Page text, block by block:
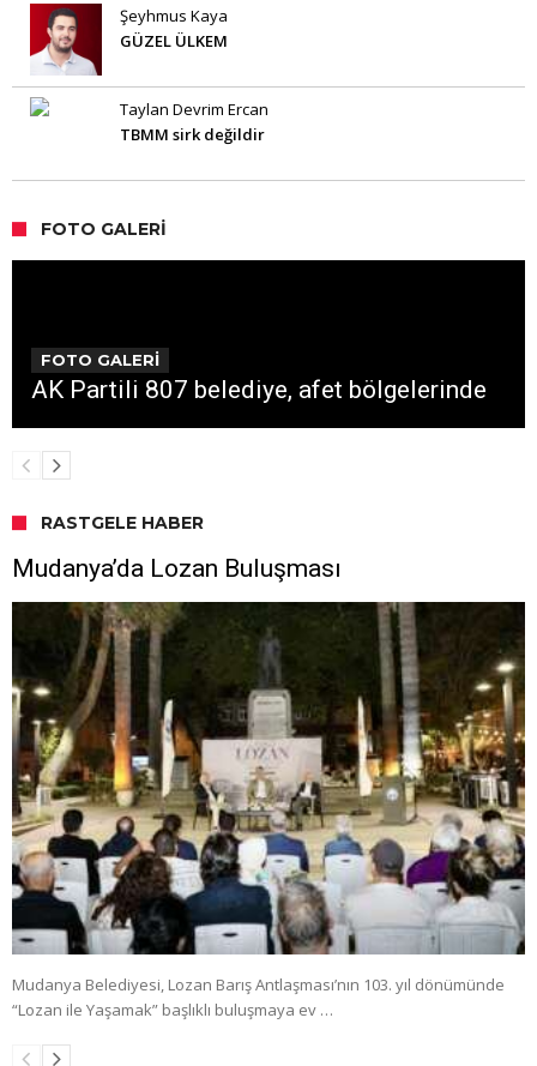
Şeyhmus Kaya
GÜZEL ÜLKEM
Taylan Devrim Ercan
TBMM sirk değildir
FOTO GALERI
FOTO GALERİ
AK Partili 807 belediye, afet bölgelerinde
RASTGELE HABER
Mudanya’da Lozan Buluşması
Mudanya Belediyesi, Lozan Barış Antlaşması’nın 103. yıl dönümünde
“Lozan ile Yaşamak” başlıklı buluşmaya ev …